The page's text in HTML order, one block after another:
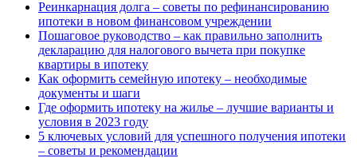
Реинкарнация долга – советы по рефинансированию
ипотеки в новом финансовом учреждении
Пошаговое руководство – как правильно заполнить
декларацию для налогового вычета при покупке
квартиры в ипотеку
Как оформить семейную ипотеку – необходимые
документы и шаги
Где оформить ипотеку на жилье – лучшие варианты и
условия в 2023 году
5 ключевых условий для успешного получения ипотеки
– советы и рекомендации